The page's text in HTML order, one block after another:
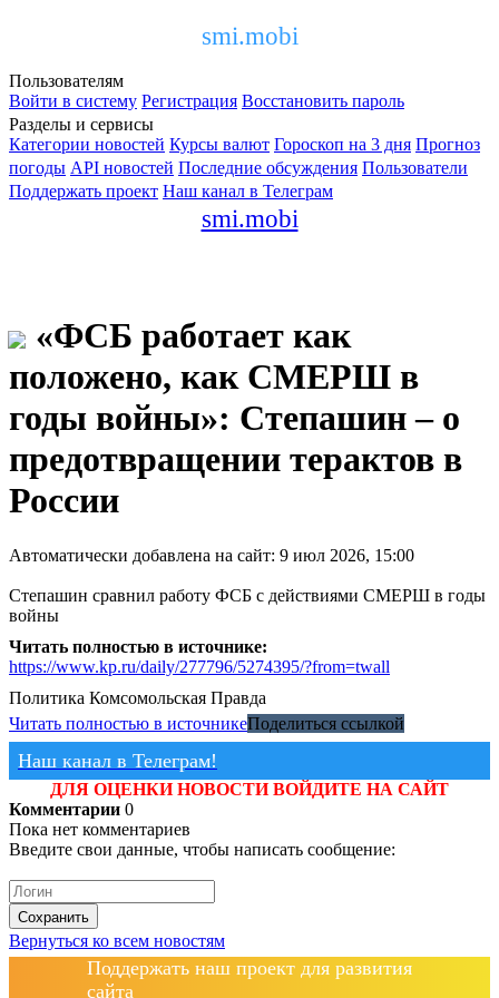
smi.mobi
Пользователям
Войти в систему Регистрация Восстановить пароль
Разделы и сервисы
Категории новостей Курсы валют Гороскоп на 3 дня Прогноз
погоды API новостей Последние обсуждения Пользователи
Поддержать проект Наш канал в Телеграм
smi.mobi
«ФСБ работает как
положено, как СМЕРШ в
годы войны»: Степашин – о
предотвращении терактов в
России
Автоматически добавлена на сайт: 9 июл 2026, 15:00
Степашин сравнил работу ФСБ с действиями СМЕРШ в годы
войны
Читать полностью в источнике:
https://www.kp.ru/daily/277796/5274395/?from=twall
Политика Комсомольская Правда
Читать полностью в источникеПоделиться ссылкой
Наш канал в Телеграм!
ДЛЯ ОЦЕНКИ НОВОСТИ ВОЙДИТЕ НА САЙТ
Комментарии 0
Пока нет комментариев
Введите свои данные, чтобы написать сообщение:
Сохранить
Вернуться ко всем новостям
Поддержать наш проект для развития
сайта